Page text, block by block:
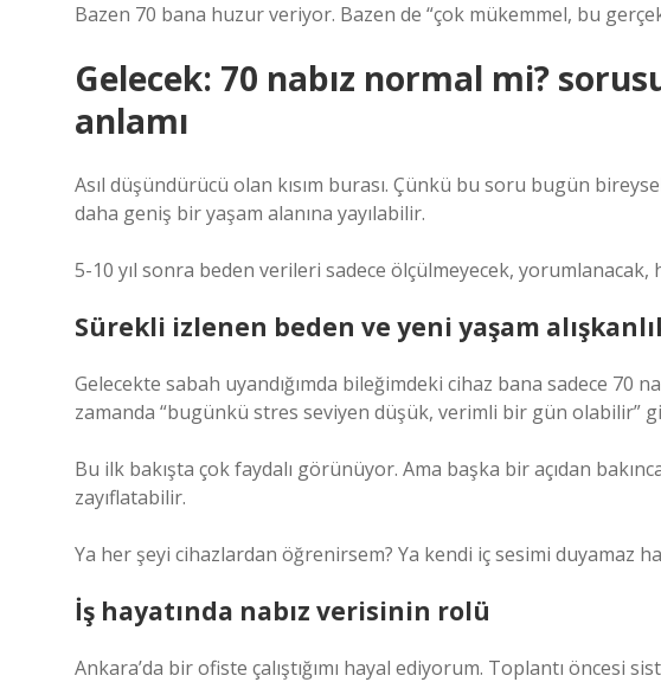
Bazen 70 bana huzur veriyor. Bazen de “çok mükemmel, bu
Gelecek: 70 nabız normal mi?
anlamı
Asıl düşündürücü olan kısım burası. Çünkü bu soru bugün
daha geniş bir yaşam alanına yayılabilir.
5-10 yıl sonra beden verileri sadece ölçülmeyecek,
Sürekli izlenen beden ve yeni yaşam
Gelecekte sabah uyandığımda bileğimdeki cihaz bana sadece 70
zamanda “bugünkü stres seviyen düşük, verimli bir gün olabilir”
Bu ilk bakışta çok faydalı görünüyor. Ama başka bir açıdan
zayıflatabilir.
Ya her şeyi cihazlardan öğrenirsem? Ya kendi iç sesimi duyamaz
İş hayatında nabız verisinin rolü
Ankara’da bir ofiste çalıştığımı hayal ediyorum. Toplantı öncesi